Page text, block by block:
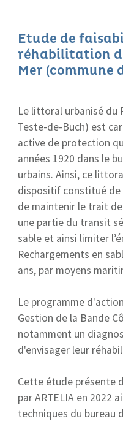
Etude de
réhabilitation
Mer (commune
Le littoral urbanisé du
Teste-de-Buch) est
active de protection
années 1920 dans le
urbains. Ainsi, ce
dispositif constitué de
de maintenir le trait
une partie du transit
sable et ainsi limiter
Rechargements en
ans, par moyens
Le programme
Gestion de la Bande
notamment un
d'envisager leur
Cette étude présente
par ARTELIA en 2022
techniques du bureau